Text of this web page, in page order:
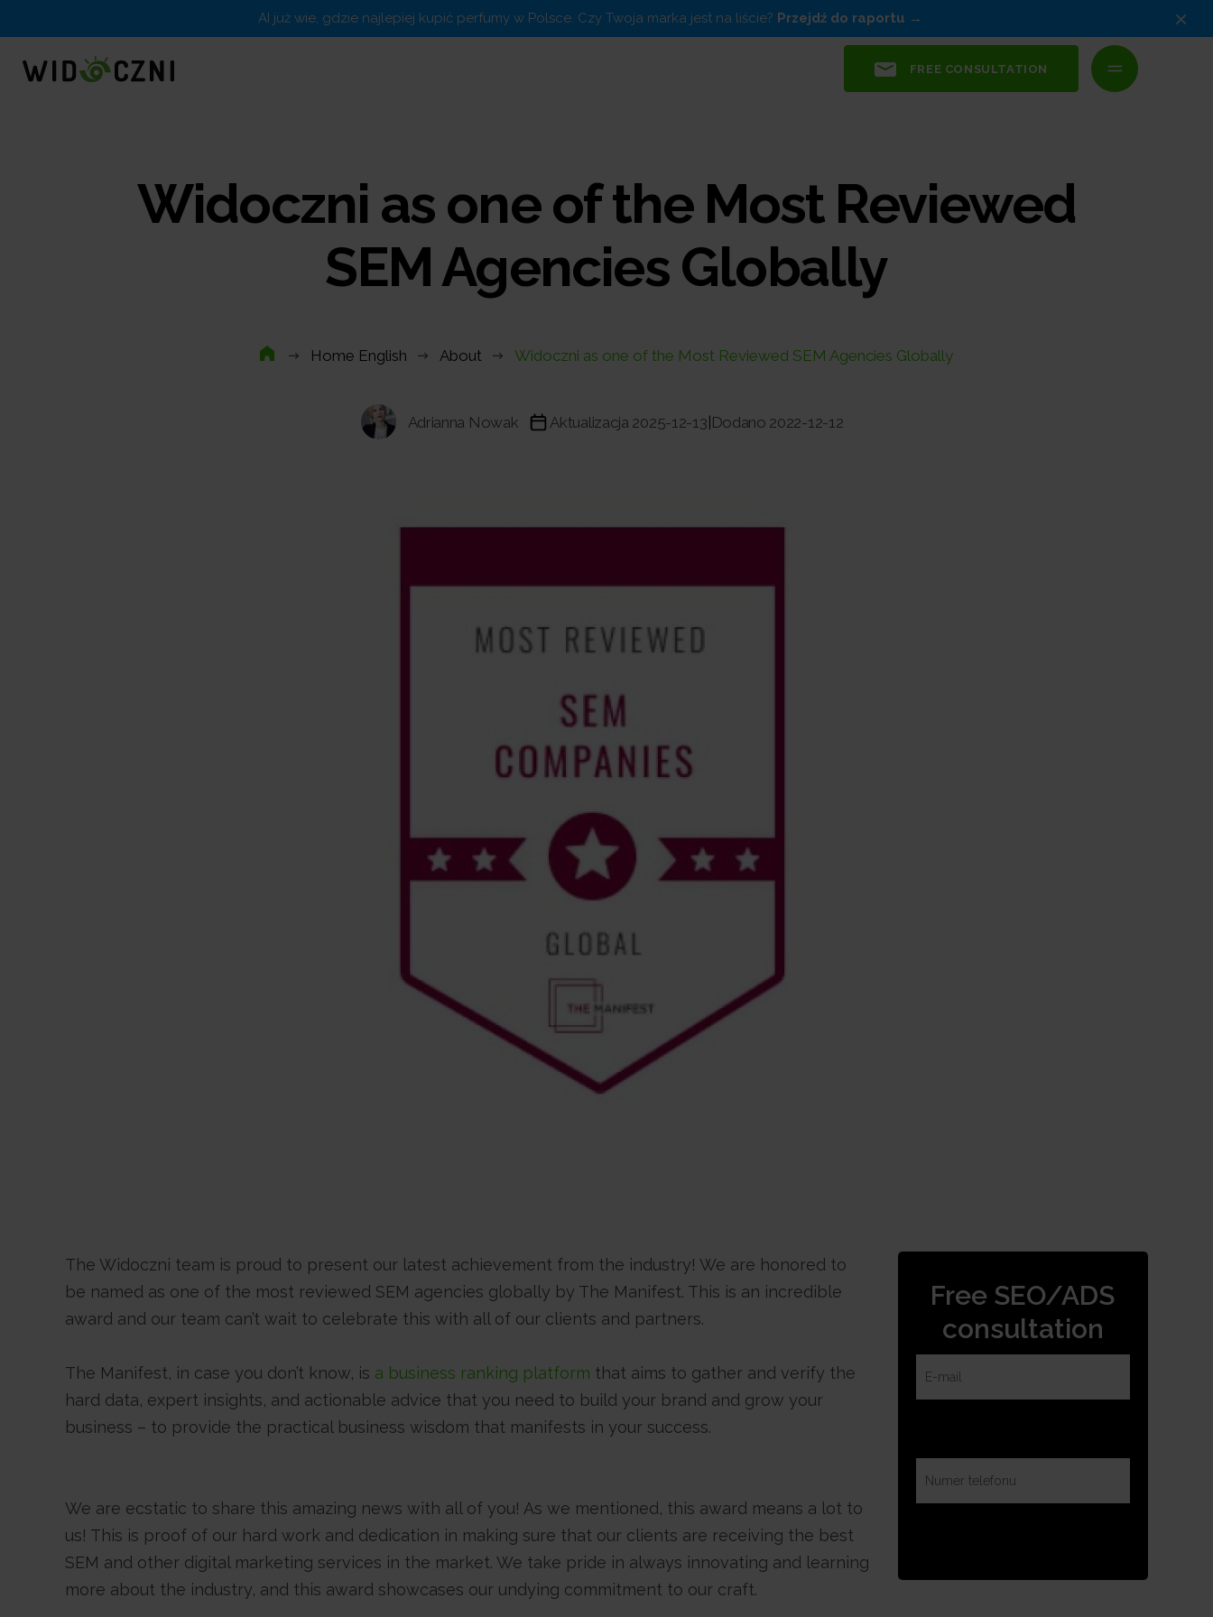
AI już wie, gdzie najlepiej kupić perfumy w Polsce. Czy Twoja marka jest na liście? Przejdź do raportu ×
FREE CONSULTATION
Widoczni as one of the Most Reviewed
SEM Agencies Globally
Home English About Widoczni as one of the Most Reviewed SEM Agencies Globally
Adrianna Nowak Aktualizacja 2025-12-13 Dodano 2022-12-12
The Widoczni team is proud to present our latest achievement from the industry! We are honored to
be named as one of the most reviewed SEM agencies globally by The Manifest. This is an incredible
award and our team can’t wait to celebrate this with all of our clients and partners.
The Manifest, in case you don’t know, is a business ranking platform that aims to gather and verify the
hard data, expert insights, and actionable advice that you need to build your brand and grow your
business – to provide the practical business wisdom that manifests in your success.
We are ecstatic to share this amazing news with all of you! As we mentioned, this award means a lot to
us! This is proof of our hard work and dedication in making sure that our clients are receiving the best
SEM and other digital marketing services in the market. We take pride in always innovating and learning
more about the industry, and this award showcases our undying commitment to our craft.
Free SEO/ADS
consultation